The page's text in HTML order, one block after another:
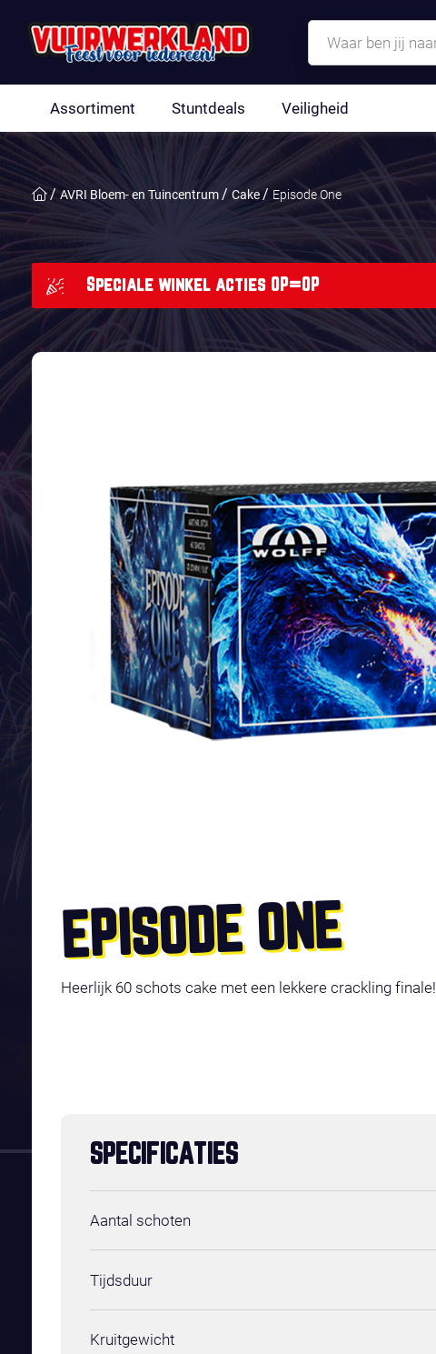
Assortiment Stuntdeals Veiligheid
AVRI Bloem- en Tuincentrum Cake Episode One
Speciale winkel acties OP=OP
EPISODE ONE
Heerlijk 60 schots cake met een lekkere crackling finale!
SPECIFICATIES
Aantal schoten
Tijdsduur
Kruitgewicht